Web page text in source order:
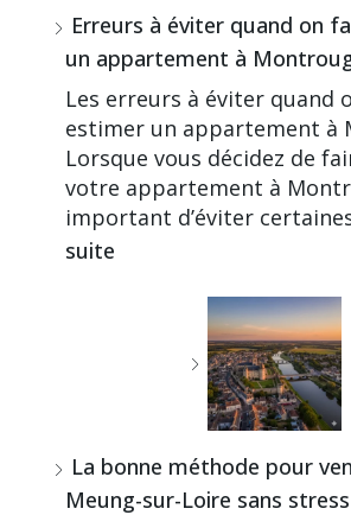
Erreurs à éviter quand on
un appartement à
Les erreurs à éviter quand
estimer un appartement à
Lorsque vous décidez de
votre appartement à
important d’éviter
suite
La bonne méthode pour
Meung-sur-Loire sans stress